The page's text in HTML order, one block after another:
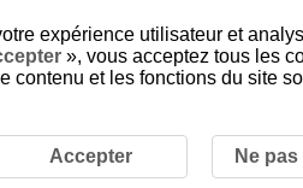
expérience utilisateur et
», vous acceptez tous les
et les fonctions du site
Accepter Ne